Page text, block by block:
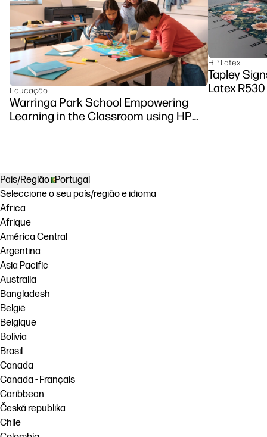
Educação
Warringa Park School Empowering
Learning in the Classroom using HP
HP Latex
Tapley
Latex
País/Região Portugal
Seleccione o seu país/região e idioma
Africa
Afrique
América Central
Argentina
Asia Pacific
Australia
Bangladesh
België
Belgique
Bolivia
Brasil
Canada
Canada - Français
Caribbean
Česká republika
Chile